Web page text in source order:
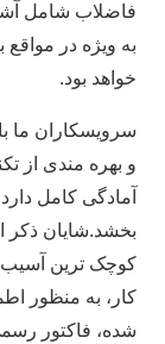
فاضلاب شامل
به‌ ویژه در
خواهد بود.
سرویسکاران ما
و بهره‌ مندی از
آمادگی کامل
بخشد.شایان ذکر
کوچک‌ ترین آسیب
کار، به منظور
شده، فاکتور